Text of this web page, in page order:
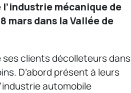
mécanique de
mars dans la Vallée de
ses clients décolleteurs dans
D’abord présent à leurs
automobile